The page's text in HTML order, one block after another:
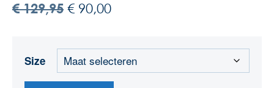
€129,95 € 90,00
Size